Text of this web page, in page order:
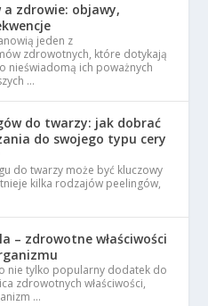
a zdrowie: objawy,
jeden z
zdrowotnych, które dotykają
nieświadomą ich poważnych
…
do twarzy: jak dobrać
do swojego typu cery
do twarzy może być kluczowy
kilka rodzajów peelingów,
– zdrowotne właściwości
nie tylko popularny dodatek do
zdrowotnych właściwości,
…